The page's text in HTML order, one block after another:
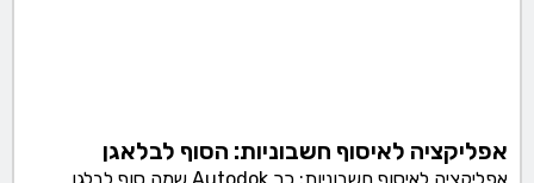
אפליקציה לאיסוף חשבוניות: הסוף לבלאגן
אפליקציה לאיסוף חשבוניות: כך Autodok שמה סוף לבלגן